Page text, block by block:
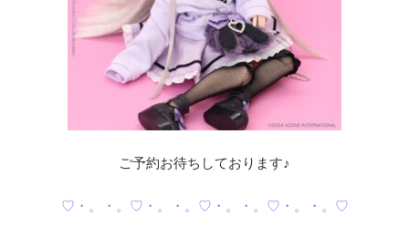
ご予約お待ちしております♪
♡・。・。♡・。・。♡・。・。♡・。・。♡